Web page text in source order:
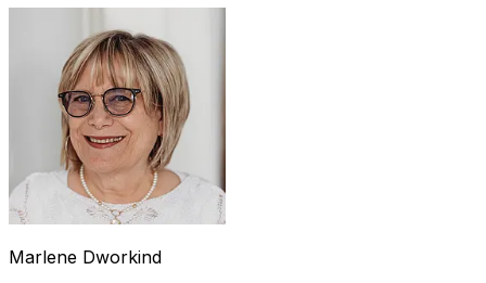
Marlene Dworkind